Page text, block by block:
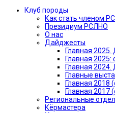
Клуб породы
Как стать членом
Президиум РСЛНО
О нас
Дайджесты
Главная
Главная
Главная
Главные
Главная 2018
Главная 2017
Региональные
Кёрмастера